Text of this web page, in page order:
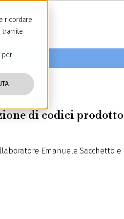
ricordare
tramite
per
di codici prodotto
Emanuele Sacchetto e